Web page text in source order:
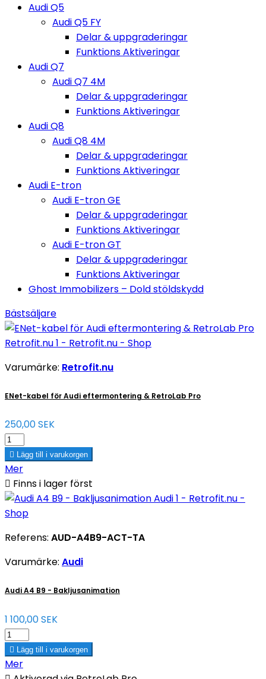
Audi Q5
Audi Q5 FY
Delar & uppgraderingar
Funktions Aktiveringar
Audi Q7
Audi Q7 4M
Delar & uppgraderingar
Funktions Aktiveringar
Audi Q8
Audi Q8 4M
Delar & uppgraderingar
Funktions Aktiveringar
Audi E-tron
Audi E-tron GE
Delar & uppgraderingar
Funktions Aktiveringar
Audi E-tron GT
Delar & uppgraderingar
Funktions Aktiveringar
Ghost Immobilizers – Dold stöldskydd
Bästsäljare
Varumärke: Retrofit.nu
ENet-kabel för Audi eftermontering & RetroLab Pro
250,00 SEK
 Lägg till i varukorgen
Mer
 Finns i lager först
Referens: AUD-A4B9-ACT-TA
Varumärke: Audi
Audi A4 B9 - Bakljusanimation
1 100,00 SEK
 Lägg till i varukorgen
Mer